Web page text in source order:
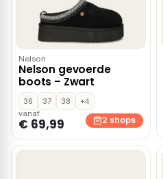
Nelson
Nelson gevoerde
boots – Zwart
36 37 38
+4
vanaf
€ 69,99 2 shops